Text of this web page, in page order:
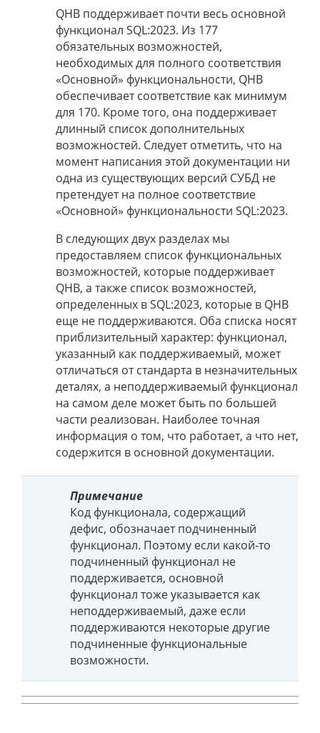
QHB поддерживает почти весь основной
функционал SQL:2023. Из 177
обязательных возможностей,
необходимых для полного соответствия
«Основной» функциональности, QHB
обеспечивает соответствие как минимум
для 170. Кроме того, она поддерживает
длинный список дополнительных
возможностей. Следует отметить, что на
момент написания этой документации ни
одна из существующих версий СУБД не
претендует на полное соответствие
«Основной» функциональности SQL:2023.
В следующих двух разделах мы
предоставляем список функциональных
возможностей, которые поддерживает
QHB, а также список возможностей,
определенных в SQL:2023, которые в QHB
еще не поддерживаются. Оба списка носят
приблизительный характер: функционал,
указанный как поддерживаемый, может
отличаться от стандарта в незначительных
деталях, а неподдерживаемый функционал
на самом деле может быть по большей
части реализован. Наиболее точная
информация о том, что работает, а что нет,
содержится в основной документации.
Примечание
Код функционала, содержащий
дефис, обозначает подчиненный
функционал. Поэтому если какой-то
подчиненный функционал не
поддерживается, основной
функционал тоже указывается как
неподдерживаемый, даже если
поддерживаются некоторые другие
подчиненные функциональные
возможности.